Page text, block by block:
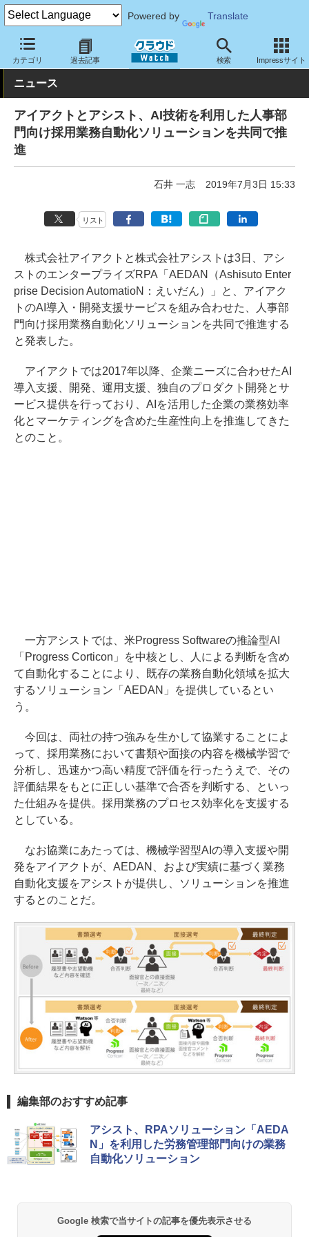
Powered by Translate
カテゴリ 過去記事 検索 Impressサイト
クラウド Watch サービス・ソフト サービス 業務関連
ニュース
アイアクトとアシスト、AI技術を利用した人事部
門向け採用業務自動化ソリューションを共同で推
進
石井 一志 2019年7月3日 15:33
リスト
株式会社アイアクトと株式会社アシストは3日、アシ
ストのエンタープライズRPA「AEDAN（Ashisuto Enter
prise Decision AutomatioN：えいだん）」と、アイアク
トのAI導入・開発支援サービスを組み合わせた、人事部
門向け採用業務自動化ソリューションを共同で推進する
と発表した。
アイアクトでは2017年以降、企業ニーズに合わせたAI
導入支援、開発、運用支援、独自のプロダクト開発とサ
ービス提供を行っており、AIを活用した企業の業務効率
化とマーケティングを含めた生産性向上を推進してきた
とのこと。
一方アシストでは、米Progress Softwareの推論型AI
「Progress Corticon」を中核とし、人による判断を含め
て自動化することにより、既存の業務自動化領域を拡大
するソリューション「AEDAN」を提供しているとい
う。
今回は、両社の持つ強みを生かして協業することによ
って、採用業務において書類や面接の内容を機械学習で
分析し、迅速かつ高い精度で評価を行ったうえで、その
評価結果をもとに正しい基準で合否を判断する、といっ
た仕組みを提供。採用業務のプロセス効率化を支援する
としている。
なお協業にあたっては、機械学習型AIの導入支援や開
発をアイアクトが、AEDAN、および実績に基づく業務
自動化支援をアシストが提供し、ソリューションを推進
するとのことだ。
編集部のおすすめ記事
アシスト、RPAソリューション「AEDA
N」を利用した労務管理部門向けの業務
自動化ソリューション
Google 検索で当サイトの記事を優先表示させる